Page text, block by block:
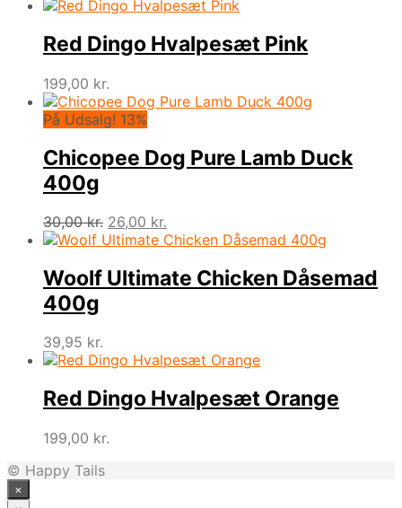
Red Dingo Hvalpesæt Pink
199,00 kr.
På Udsalg! 13%
Chicopee Dog Pure Lamb Duck
400g
30,00kr. Den
oprindelige
var:
30,00 kr..
26,00 kr.
aktuelle
er:
26,00 kr..
Woolf Ultimate Chicken Dåsemad
400g
39,95 kr.
Red Dingo Hvalpesæt Orange
199,00 kr.
© Happy Tails
×